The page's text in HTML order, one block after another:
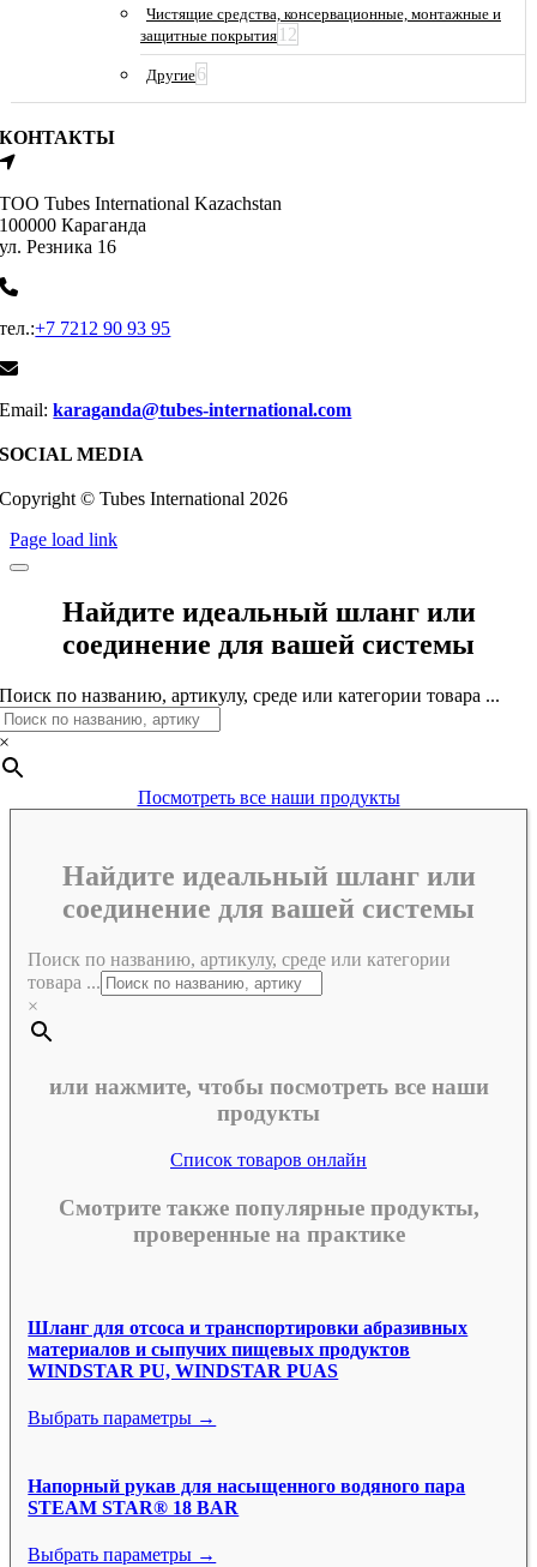
Чистящие средства, консервационные, монтажные и
защитные покрытия 12
Другие6
КОНТАКТЫ
ТОО Tubes International Kazachstan
100000 Караганда
ул. Резника 16
тел.:+7 7212 90 93 95
Email:karaganda@tubes-international.com
SOCIAL MEDIA
Copyright © Tubes International 2026
Page load link
Найдите идеальный шланг или
соединение для вашей системы
Поиск по названию, артикулу, среде или категории товара ...
×
Посмотреть все наши продукты
Найдите идеальный шланг или
соединение для вашей системы
Поиск по названию, артикулу, среде или категории
товара ...
×
или нажмите, чтобы посмотреть все наши
продукты
Список товаров онлайн
Смотрите также популярные продукты,
проверенные на практике
Шланг для отсоса и транспортировки абразивных
материалов и сыпучих пищевых продуктов
WINDSTAR PU, WINDSTAR PUAS
Выбрать параметры →
Напорный рукав для насыщенного водяного пара
STEAM STAR® 18 BAR
Выбрать параметры →